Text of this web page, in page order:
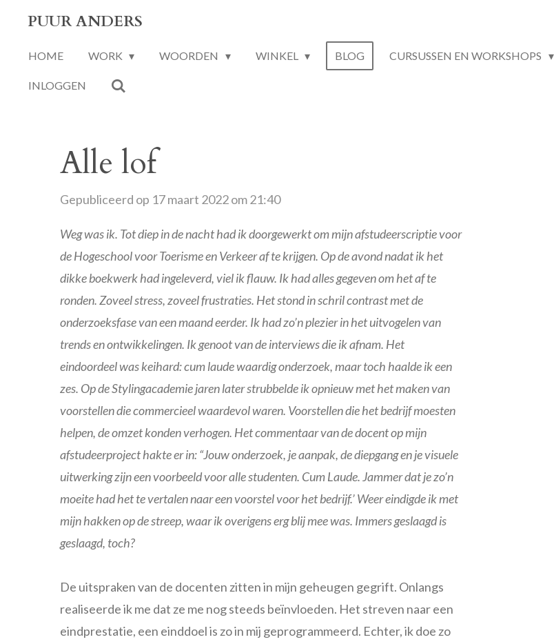
naar
PUUR ANDERS
HOME WORK WOORDEN WINKEL BLOG CURSUSSEN EN WORKSHOPS
INLOGGEN
Alle lof
Gepubliceerd op 17 maart 2022 om 21:40
Weg was ik. Tot diep in de nacht had ik doorgewerkt om mijn afstudeerscriptie voor
de Hogeschool voor Toerisme en Verkeer af te krijgen. Op de avond nadat ik het
dikke boekwerk had ingeleverd, viel ik flauw. Ik had alles gegeven om het af te
ronden. Zoveel stress, zoveel frustraties. Het stond in schril contrast met de
onderzoeksfase van een maand eerder. Ik had zo’n plezier in het uitvogelen van
trends en ontwikkelingen. Ik genoot van de interviews die ik afnam. Het
eindoordeel was keihard: cum laude waardig onderzoek, maar toch haalde ik een
zes. Op de Stylingacademie jaren later strubbelde ik opnieuw met het maken van
voorstellen die commercieel waardevol waren. Voorstellen die het bedrijf moesten
helpen, de omzet konden verhogen. Het commentaar van de docent op mijn
afstudeerproject hakte er in: “Jouw onderzoek, je aanpak, de diepgang en je visuele
uitwerking zijn een voorbeeld voor alle studenten. Cum Laude. Jammer dat je zo’n
moeite had het te vertalen naar een voorstel voor het bedrijf.’ Weer eindigde ik met
mijn hakken op de streep, waar ik overigens erg blij mee was. Immers geslaagd is
geslaagd, toch?
De uitspraken van de docenten zitten in mijn geheugen gegrift. Onlangs
realiseerde ik me dat ze me nog steeds beïnvloeden. Het streven naar een
eindprestatie, een einddoel is zo in mij geprogrammeerd. Echter, ik doe zo